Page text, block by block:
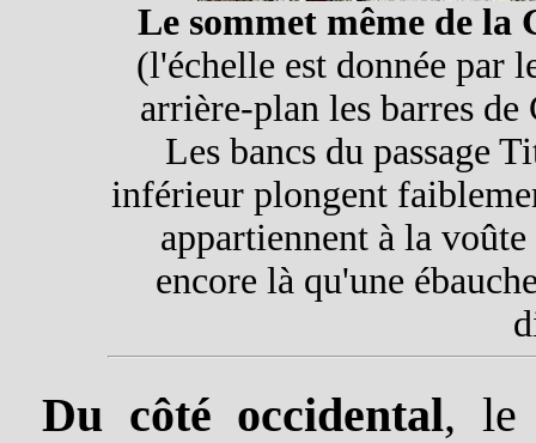
Le sommet même de la
(l'échelle est donnée par
arrière-plan les barres
Les bancs du passage
inférieur plongent
appartiennent à la
encore là qu'une
Du côté occidental, le